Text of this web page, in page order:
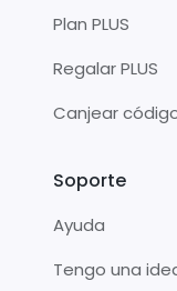
Plan PLUS
Regalar PLUS
Canjear
Soporte
Ayuda
Tengo una